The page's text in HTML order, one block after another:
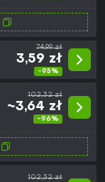
74,99 zł
3,59 zł
-95%
102,32 zł
~3,64 zł
-96%
102,32 zł